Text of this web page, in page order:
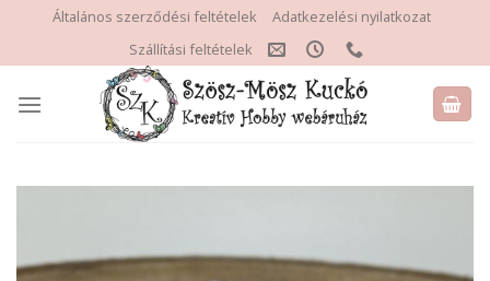
content
Általános szerződési feltételek
Adatkezelési nyilatkozat
Szállítási feltételek